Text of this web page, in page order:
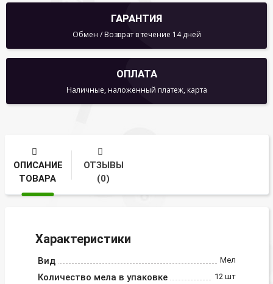
ГАРАНТИЯ
Обмен / Возврат в течение 14 дней
ОПЛАТА
Наличные, наложенный платеж, карта
ОПИСАНИЕ
ТОВАРА
ОТЗЫВЫ
(0)
Характеристики
Вид Мел
Количество мела в упаковке 12 шт